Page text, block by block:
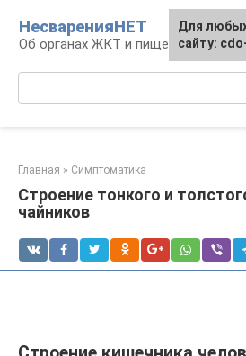
контенту
НесваренияНЕТ
Об органах ЖКТ и пищеварении
Главная » Симптоматика
Строение тонкого и
чайников
Для
сайту: